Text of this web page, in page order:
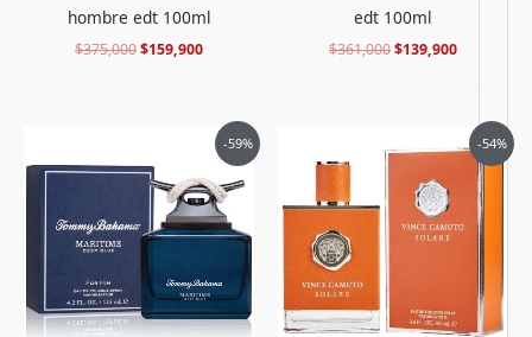
hombre edt 100ml
$375,000$159,900
edt 100ml
$361,000$139,900
-59%
original
era:
$462,000.
precio
actual
es:
$188,900.
-54%
precio
era:
$499,000.
precio
actual
$228,900.